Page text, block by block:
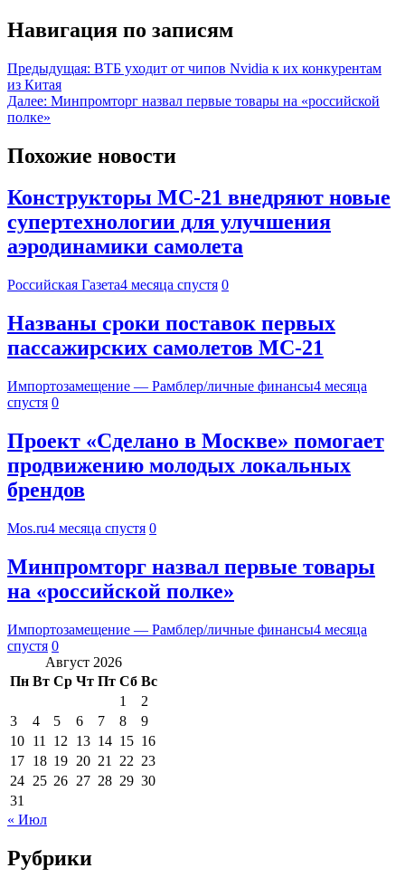
Навигация по записям
Предыдущая: ВТБ уходит от чипов Nvidia к их конкурентам
из Китая
Далее: Минпромторг назвал первые товары на «российской
полке»
Похожие новости
Конструкторы МС-21 внедряют новые
супертехнологии для улучшения
аэродинамики самолета
Российская Газета4 месяца спустя 0
Названы сроки поставок первых
пассажирских самолетов МС-21
Импортозамещение — Рамблер/личные финансы4 месяца
спустя 0
Проект «Сделано в Москве» помогает
продвижению молодых локальных
брендов
Mos.ru4 месяца спустя 0
Минпромторг назвал первые товары
на «российской полке»
Импортозамещение — Рамблер/личные финансы4 месяца
спустя 0
Август 2026
Пн Вт Ср Чт Пт Сб Вс
1
2
3
4 5 6 7 8
9
10 11 12 13 14 15 16
17 18 19 20 21 22 23
24 25 26 27 28 29 30
31
« Июл
Рубрики